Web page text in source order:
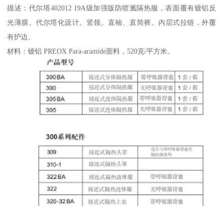
描述：代尔塔402012 19A级加强版防喷溅隔热服，表面覆有镀铝反
光薄膜。代尔塔化设计。竖领。直袖、直筒裤。内层式拉链，外覆
有护边。
材料：镀铝 PREOX Para-aramide面料，520克/平方米。